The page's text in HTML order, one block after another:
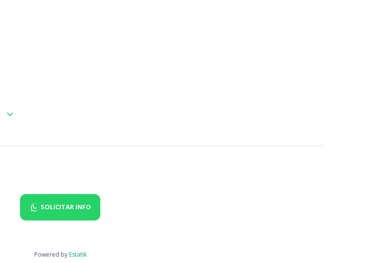
SOLICITAR INFO
Powered by Estatik